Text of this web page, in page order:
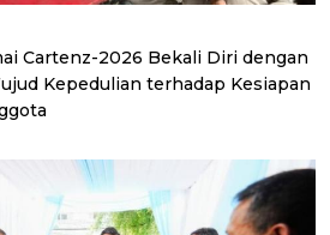
Cartenz-2026 Bekali Diri dengan
Kepedulian terhadap Kesiapan